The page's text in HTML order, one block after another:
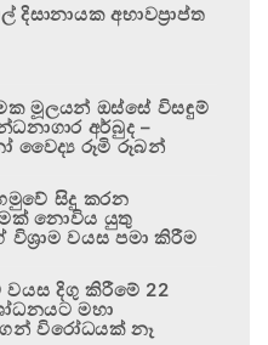
දිසානායක අභාවප්‍රාප්ත
මූලයන් ඔස්සේ විසඳුම්
අර්බුද –
වෛද්‍ය රූමි රූබන්
සිදු කරන
නොවිය යුතු
වයස පමා කිරීම
වයස දිගු කිරීමේ 22
මහා
විරෝධයක් නෑ